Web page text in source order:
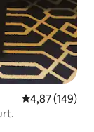
Gemiddelde
4,87 (149)